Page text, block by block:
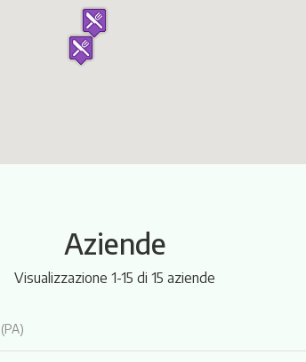
Aziende
Visualizzazione 1-15 di 15 aziende